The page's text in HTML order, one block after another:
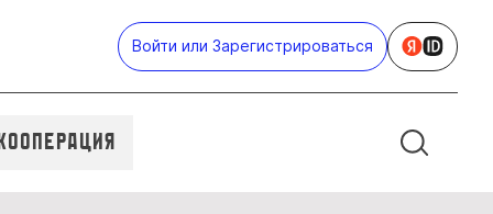
Войти или Зарегистрироваться